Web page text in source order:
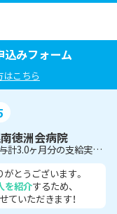
込みフォーム
はこちら
徳洲会病院
【北海道／札幌市清田区】賞与計3.0ヶ月分の支給実績あり☆病院における調理師のお仕事です♪＜正社員＞
とうございます。
を紹介するため、
ていただきます！